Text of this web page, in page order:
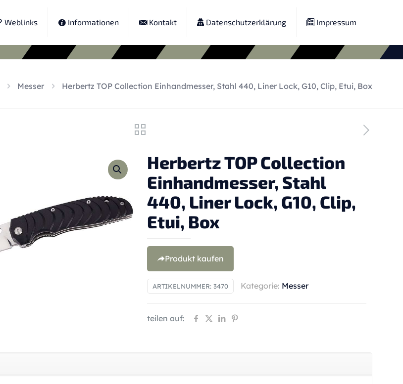
Weblinks Informationen Kontakt Datenschutzerklärung Impressum
Messer Herbertz TOP Collection Einhandmesser, Stahl 440, Liner Lock, G10, Clip, Etui, Box
Herbertz TOP Collection
Einhandmesser, Stahl
440, Liner Lock, G10, Clip,
Etui, Box
Produkt kaufen
ARTIKELNUMMER: 3470 Kategorie: Messer
teilen auf: